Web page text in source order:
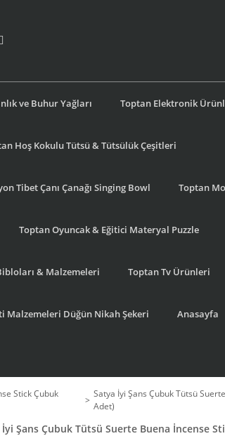
ve Buhur Yağları Toptan Elektronik
Hoş Kokulu Tütsü & Tütsülük Çeşitleri
Tibet Çanı Çanağı Singing Bowl Toptan
Toptan Oyuncak & Eğitici Materyal Puzzle
& Malzemeleri Toptan Tv Ürünleri
Malzemeleri Düğün Nikah Şekeri Anasayfa
Stick Çubuk
Satya İyi Şans Çubuk Tütsü
Adet)
Şans Çubuk Tütsü Suerte Buena İncense